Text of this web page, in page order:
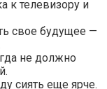
к телевизору и
свое будущее —
не должно
сиять еще ярче.